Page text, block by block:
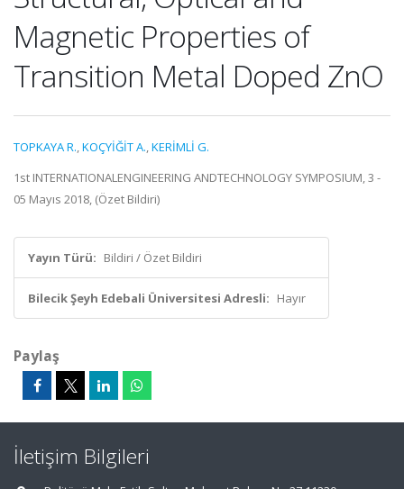
Magnetic Properties of
Transition Metal Doped ZnO
TOPKAYA R.,KOÇYİĞİT A.,KERİMLİ G.
1st INTERNATIONALENGINEERING ANDTECHNOLOGY SYMPOSIUM, 3 -
05 Mayıs 2018, (Özet Bildiri)
Yayın Türü: Bildiri / Özet Bildiri
Bilecik Şeyh Edebali Üniversitesi Adresli: Hayır
Paylaş
İletişim Bilgileri